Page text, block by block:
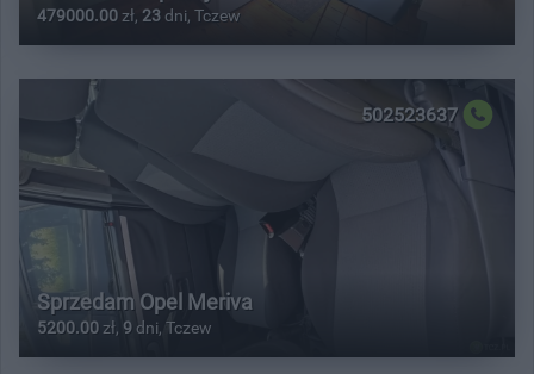
479000.00 zł, 23 dni, Tczew
502523637
Sprzedam Opel Meriva
5200.00 zł, 9 dni, Tczew